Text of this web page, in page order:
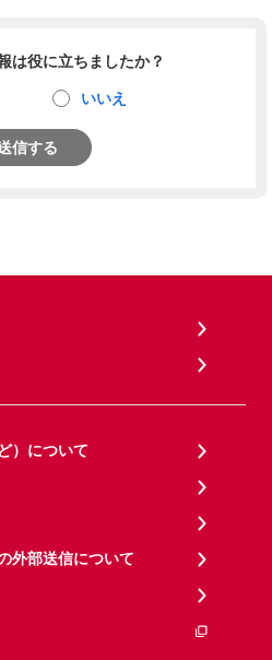
は役に立ちましたか？
いいえ
信する
）について
外部送信について